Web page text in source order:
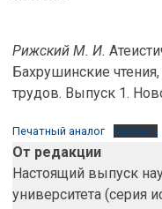
Рижский М. И.
Бахрушинские
трудов. Выпуск 1.
Печатный аналог Скачать
От редакции
Настоящий выпуск
университета (серия